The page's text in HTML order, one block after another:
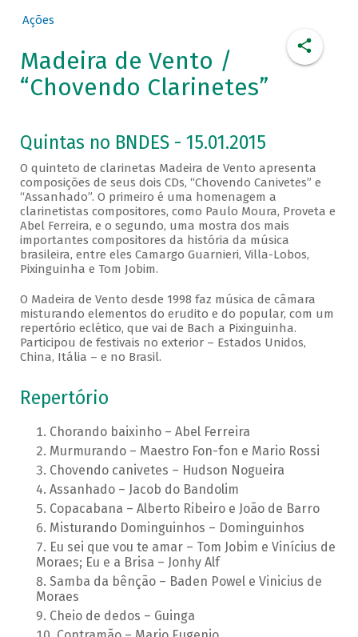
Ações
Madeira de Vento /
“Chovendo Clarinetes”
Quintas no BNDES - 15.01.2015
O quinteto de clarinetas Madeira de Vento apresenta
composições de seus dois CDs, “Chovendo Canivetes” e
“Assanhado”. O primeiro é uma homenagem a
clarinetistas compositores, como Paulo Moura, Proveta e
Abel Ferreira, e o segundo, uma mostra dos mais
importantes compositores da história da música
brasileira, entre eles Camargo Guarnieri, Villa-Lobos,
Pixinguinha e Tom Jobim.
O Madeira de Vento desde 1998 faz música de câmara
misturando elementos do erudito e do popular, com um
repertório eclético, que vai de Bach a Pixinguinha.
Participou de festivais no exterior – Estados Unidos,
China, Itália – e no Brasil.
Repertório
Chorando baixinho – Abel Ferreira
Murmurando – Maestro Fon-fon e Mario Rossi
Chovendo canivetes – Hudson Nogueira
Assanhado – Jacob do Bandolim
Copacabana – Alberto Ribeiro e João de Barro
Misturando Dominguinhos – Dominguinhos
Eu sei que vou te amar – Tom Jobim e Vinícius de
Moraes; Eu e a Brisa – Jonhy Alf
Samba da bênção – Baden Powel e Vinicius de
Moraes
Cheio de dedos – Guinga